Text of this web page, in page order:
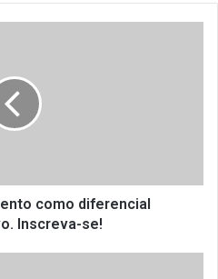
como diferencial
Inscreva-se!